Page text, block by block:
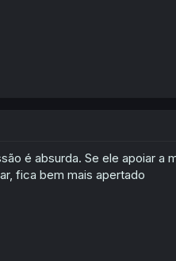
é absurda. Se ele apoiar a
fica bem mais apertado